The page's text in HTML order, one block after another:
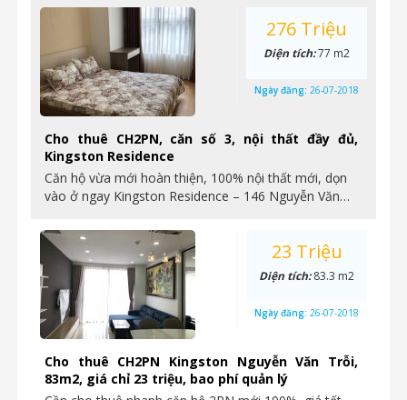
Cho thuê CH2PN, căn số 3, nội thất đầy đủ,
Kingston Residence
Căn hộ vừa mới hoàn thiện, 100% nội thất mới, dọn
vào ở ngay Kingston Residence – 146 Nguyễn Văn…
276 Triệu
Diện tích:77 m2
Ngày đăng: 26-07-2018
Cho thuê CH2PN Kingston Nguyễn Văn Trỗi,
83m2, giá chỉ 23 triệu, bao phí quản lý
23 Triệu
Diện tích:83.3 m2
Ngày đăng: 26-07-2018